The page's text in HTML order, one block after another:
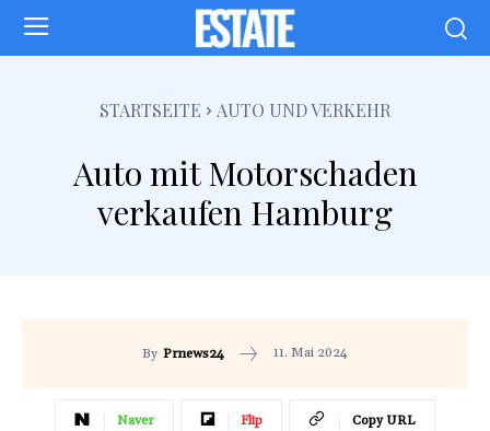
STARTSEITE AUTO UND VERKEHR
Auto mit Motorschaden
verkaufen Hamburg
By Prnews24 11. Mai 2024
Naver Flip Copy URL